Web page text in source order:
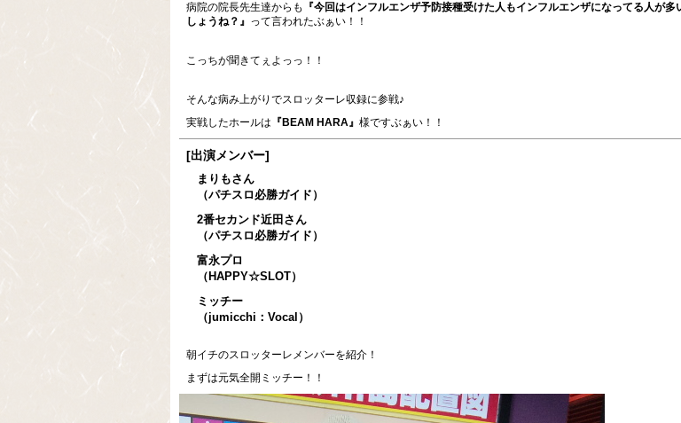
病院の院長先生達からも
『今回はインフルエンザ予防接種受けた人もインフルエンザになってる人が多
しょうね？』 って言われたぶぁい！！
こっちが聞きてぇよっっ！！
そんな病み上がりでスロッターレ収録に参戦♪
実戦したホールは 『BEAM HARA』 様ですぶぁい！！
[出演メンバー]
まりもさん
（パチスロ必勝ガイド）
2番セカンド近田さん
（パチスロ必勝ガイド）
富永プロ
（HAPPY☆SLOT）
ミッチー
（jumicchi：Vocal）
朝イチのスロッターレメンバーを紹介！
まずは元気全開ミッチー！！